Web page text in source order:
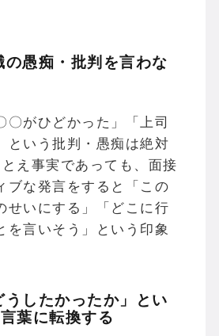
愚痴・批判を言わな
〇がひどかった」「上司
という批判・愚痴は絶対
え事実であっても、面接
ブな発言をすると「この
せいにする」「どこに行
を言いそう」という印象
したかったか」とい
葉に転換する